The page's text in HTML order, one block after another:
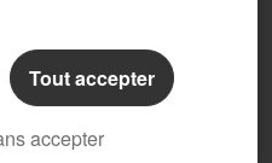
Tout accepter
accepter